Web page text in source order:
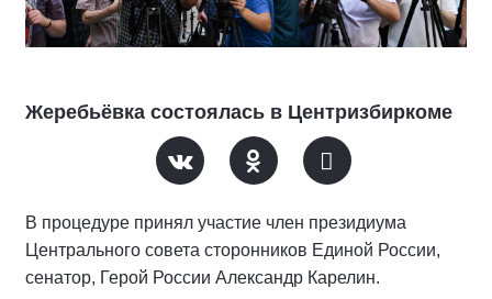
Жеребьёвка состоялась в Центризбиркоме
В процедуре принял участие член президиума
Центрального совета сторонников Единой России,
сенатор, Герой России Александр Карелин.